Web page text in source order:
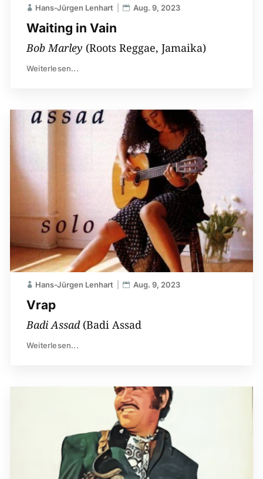
Waiting in Vain
Hans-Jürgen Lenhart Aug. 9, 2023
Bob Marley (Roots Reggae, Jamaika)
Weiterlesen...
Vrap
Hans-Jürgen Lenhart Aug. 9, 2023
Badi Assad (Badi Assad
Weiterlesen...